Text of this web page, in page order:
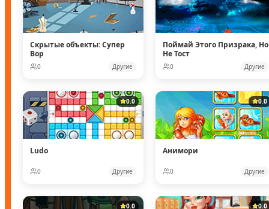
Скрытые объекты: Супер
Вор
0 Другие
Поймай Этого Призрака, Но
Не Тост
0 Другие
0.0
Ludo
0 Другие
0.0
Анимори
0 Другие
0.0 0.0